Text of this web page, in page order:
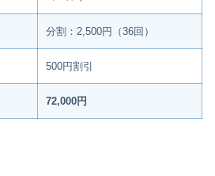
分割：2,500円（36回）
500円割引
72,000円